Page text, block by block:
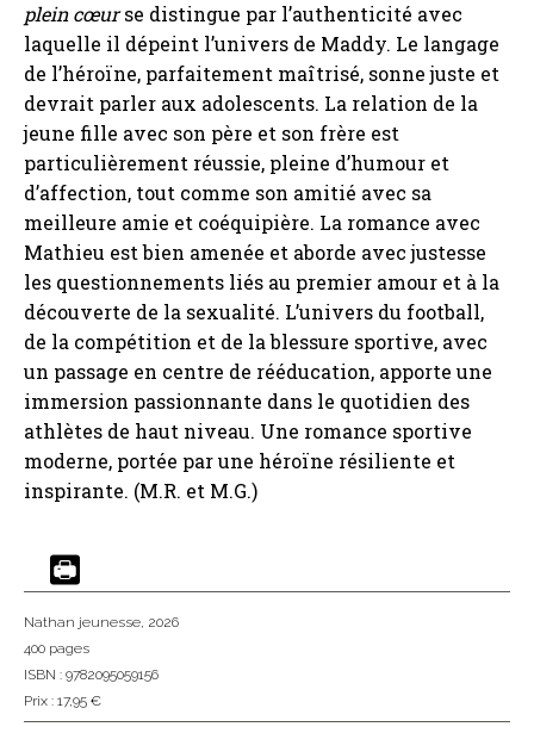
plein cœurse distingue par l’authenticité avec
laquelle il dépeint l’univers de Maddy. Le langage
de l’héroïne, parfaitement maîtrisé, sonne juste et
devrait parler aux adolescents. La relation de la
jeune fille avec son père et son frère est
particulièrement réussie, pleine d’humour et
d’affection, tout comme son amitié avec sa
meilleure amie et coéquipière. La romance avec
Mathieu est bien amenée et aborde avec justesse
les questionnements liés au premier amour et à la
découverte de la sexualité. L’univers du football,
de la compétition et de la blessure sportive, avec
un passage en centre de rééducation, apporte une
immersion passionnante dans le quotidien des
athlètes de haut niveau. Une romance sportive
moderne, portée par une héroïne résiliente et
inspirante. (M.R. et M.G.)
Nathan jeunesse, 2026
400 pages
ISBN : 9782095059156
Prix : 17,95 €